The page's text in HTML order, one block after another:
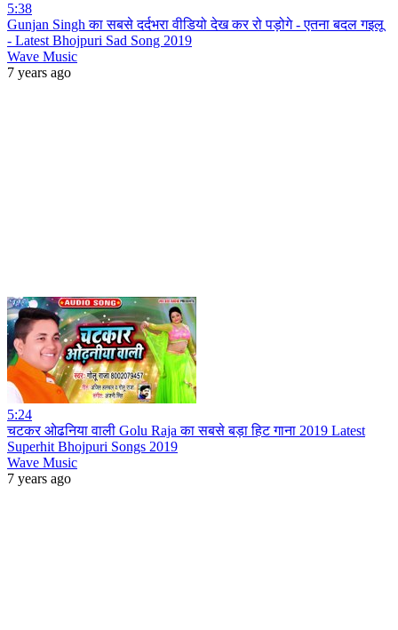
5:38
Gunjan Singh का सबसे दर्दभरा वीडियो देख कर रो पड़ोगे - एतना बदल गइलू
- Latest Bhojpuri Sad Song 2019
Wave Music
7 years ago
5:24
चटकर ओढनिया वाली Golu Raja का सबसे बड़ा हिट गाना 2019 Latest
Superhit Bhojpuri Songs 2019
Wave Music
7 years ago